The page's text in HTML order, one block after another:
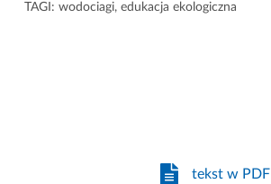
TAGI: wodociagi, edukacja ekologiczna
tekst w PDF